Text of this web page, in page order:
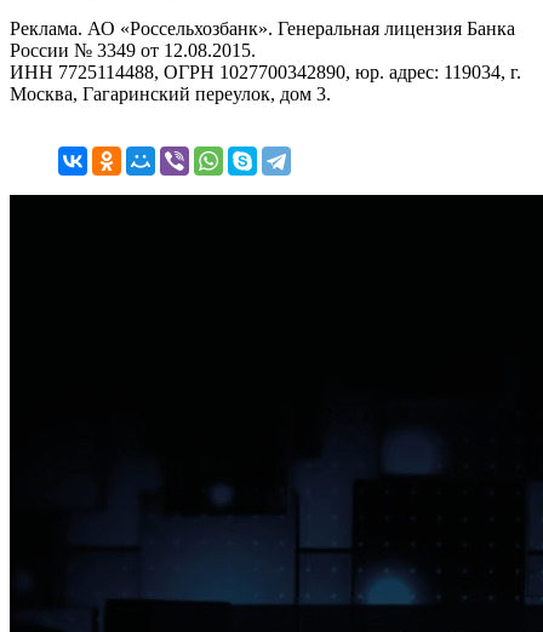
Реклама. АО «Россельхозбанк». Генеральная лицензия Банка
России № 3349 от 12.08.2015.
ИНН 7725114488, ОГРН 1027700342890, юр. адрес: 119034, г.
Москва, Гагаринский переулок, дом 3.